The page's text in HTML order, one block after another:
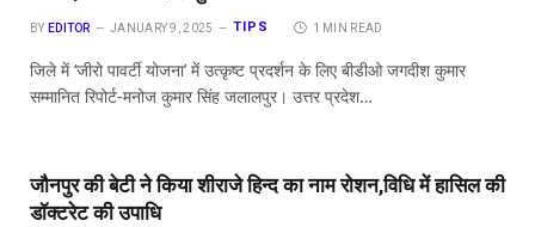
BY EDITOR JANUARY 9, 2025 TIPS 1 MIN READ
जिले में ‘जीरो पावर्टी योजना’ में उत्कृष्ट प्रदर्शन के लिए बीडीओ जगदीश कुमार
सम्मानित रिपोर्ट-मनोज कुमार सिंह जलालपुर। उत्तर प्रदेश…
जौनपुर की बेटी ने किया शीराजे हिन्द का नाम रोशन,विधि में हासिल की
डॉक्टरेट की उपाधि